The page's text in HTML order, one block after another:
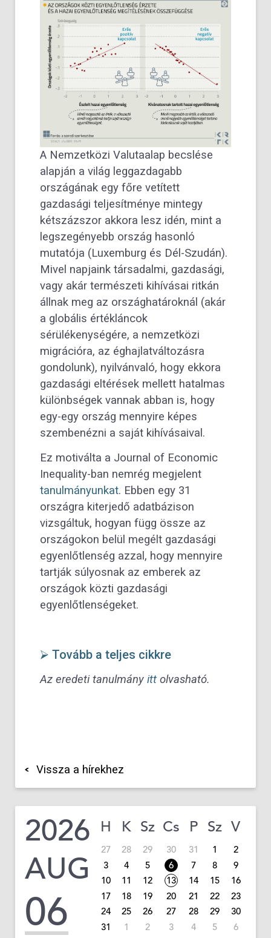
A Nemzetközi Valutaalap becslése
alapján a világ leggazdagabb
országának egy főre vetített
gazdasági teljesítménye mintegy
kétszázszor akkora lesz idén, mint a
legszegényebb ország hasonló
mutatója (Luxemburg és Dél-Szudán).
Mivel napjaink társadalmi, gazdasági,
vagy akár természeti kihívásai ritkán
állnak meg az országhatároknál (akár
a globális értékláncok
sérülékenységére, a nemzetközi
migrációra, az éghajlatváltozásra
gondolunk), nyilvánvaló, hogy ekkora
gazdasági eltérések mellett hatalmas
különbségek vannak abban is, hogy
egy-egy ország mennyire képes
szembenézni a saját kihívásaival.
Ez motiválta a Journal of Economic
Inequality-ban nemrég megjelent
tanulmányunkat. Ebben egy 31
országra kiterjedő adatbázison
vizsgáltuk, hogyan függ össze az
országokon belül megélt gazdasági
egyenlőtlenség azzal, hogy mennyire
tartják súlyosnak az emberek az
országok közti gazdasági
egyenlőtlenségeket.
⮚ Tovább a teljes cikkre
Az eredeti tanulmány itt olvasható.
Vissza a hírekhez
2026
AUG
06
H K Sz Cs P Sz V
27 28 29 30 31 1
2
3
4 5 6 7 8
9
10
11 12 13 14 15
16
17
18 19 20 21 22
23
24
25 26 27 28 29
30
31
1 2 3 4 5 6